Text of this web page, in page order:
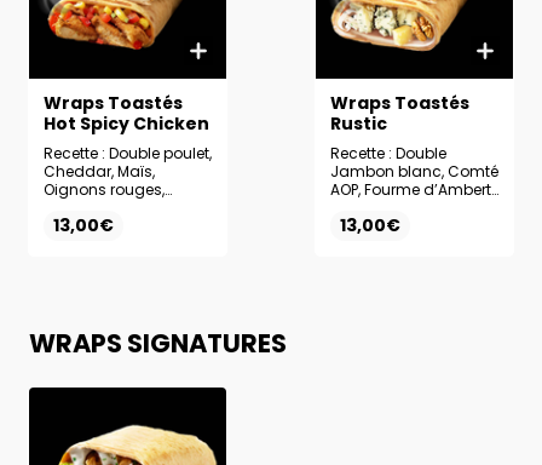
Wraps Toastés
Hot Spicy Chicken
Recette : Double poulet,
Cheddar, Maïs,
Oignons rouges,
Sauce Hot Spicy
13,00€
Wraps Toastés
Rustic
Recette : Double
Jambon blanc, Comté
AOP, Fourme d’Ambert
Champignons de
13,00€
WRAPS SIGNATURES